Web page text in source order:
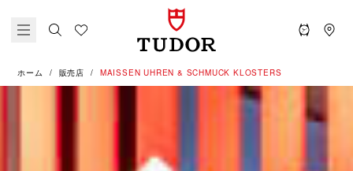
ホーム 販売店 ‭MAISSEN UHREN & SCHMUCK KLOSTERS‬